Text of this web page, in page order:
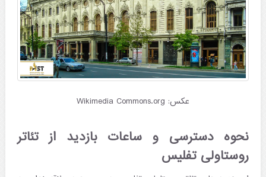
عکس: Wikimedia Commons.org
نحوه دسترسی و ساعات بازدید از تئاتر
روستاولی تفلیس